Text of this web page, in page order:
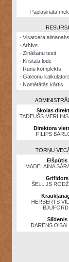
NomētātāsPaplašinātā
RESURSI
· Visatcera almanahs
· Arhīvs
· Zināšanu testi
· Kristāla lode
· Rūnu komplekts
· Galeonu kalkulators
· Nomētātās kārtis
Skolas
TADEUŠS
Direktora
FILIPS
TORŅU
Elšpūtis
MADELAINA
Grifidors
ŠELLIJS
HERBERTS
Slīdenis
DARENS